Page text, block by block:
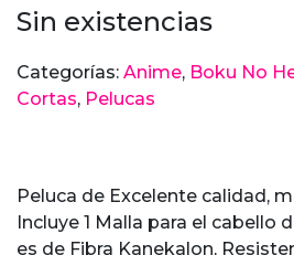
Peluca de Excelente calidad,
Incluye 1 Malla para el cabello
es de Fibra Kanekalon,
Sin existencias
Categorías: Anime, Boku No
Cortas, Pelucas